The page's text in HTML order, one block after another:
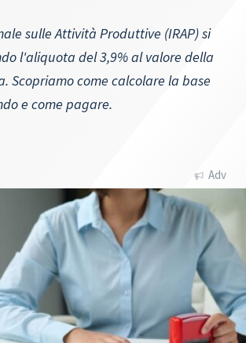
sulle Attività Produttive (IRAP) si
l'aliquota del 3,9% al valore della
Scopriamo come calcolare la base
e come pagare.
Adv